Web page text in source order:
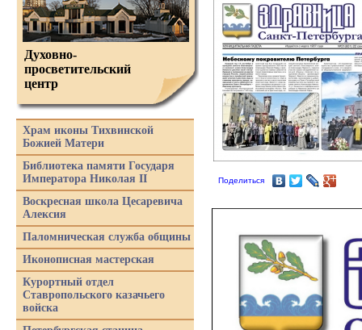
Поделиться
Духовно-
просветительский
центр
Храм иконы Тихвинской
Божией Матери
Библиотека памяти Государя
Императора Николая II
Воскресная школа Цесаревича
Алексия
Паломническая служба общины
Иконописная мастерская
Курортный отдел
Ставропольского казачьего
войска